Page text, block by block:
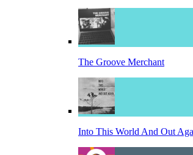
The Groove Merchant
Into This World And Out